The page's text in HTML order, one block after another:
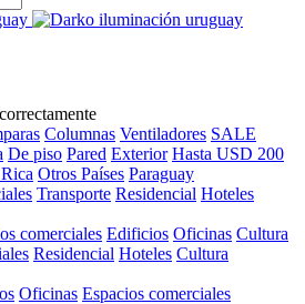
Columnas Ventiladores SALE
De piso Pared Exterior Hasta USD 200
Otros Países Paraguay
Transporte Residencial Hoteles
comerciales Edificios Oficinas Cultura
Residencial Hoteles Cultura
Oficinas Espacios comerciales